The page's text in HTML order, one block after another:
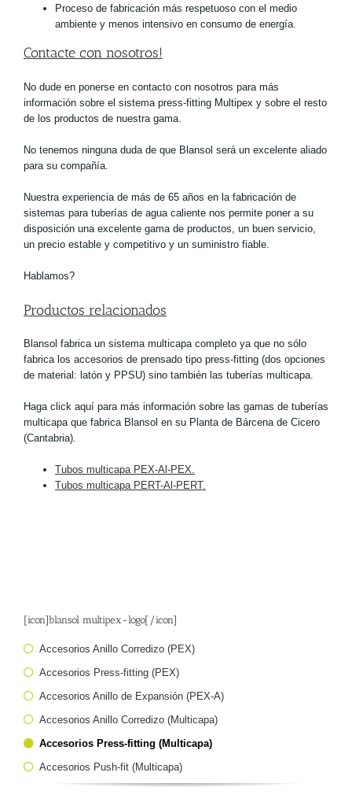
Proceso de fabricación más respetuoso con el medio
ambiente y menos intensivo en consumo de energía.
Contacte con nosotros!
No dude en ponerse en contacto con nosotros para más
información sobre el sistema press-fitting Multipex y sobre el resto
de los productos de nuestra gama.
No tenemos ninguna duda de que Blansol será un excelente aliado
para su compañía.
Nuestra experiencia de más de 65 años en la fabricación de
sistemas para tuberías de agua caliente nos permite poner a su
disposición una excelente gama de productos, un buen servicio,
un precio estable y competitivo y un suministro fiable.
Hablamos?
Productos relacionados
Blansol fabrica un sistema multicapa completo ya que no sólo
fabrica los accesorios de prensado tipo press-fitting (dos opciones
de material: latón y PPSU) sino también las tuberías multicapa.
Haga click aquí para más información sobre las gamas de tuberías
multicapa que fabrica Blansol en su Planta de Bárcena de Cicero
(Cantabria).
Tubos multicapa PEX-Al-PEX.
Tubos multicapa PERT-Al-PERT.
[icon]blansol multipex-logo[/icon]
Accesorios Anillo Corredizo (PEX)
Accesorios Press-fitting (PEX)
Accesorios Anillo de Expansión (PEX-A)
Accesorios Anillo Corredizo (Multicapa)
Accesorios Press-fitting (Multicapa)
Accesorios Push-fit (Multicapa)